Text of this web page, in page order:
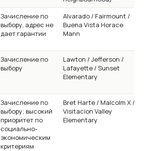
Зачисление по
выбору, адрес не
дает гарантии
Alvarado / Fairmount /
Buena Vista Horace
Mann
Зачисление по
выбору
Lawton / Jefferson /
Lafayette / Sunset
Elementary
Зачисление по
выбору; высокий
приоритет по
социально-
экономическим
критериям
Bret Harte / Malcolm X /
Visitacion Valley
Elementary